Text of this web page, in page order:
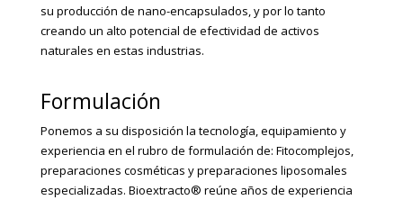
su producción de nano-encapsulados, y por lo tanto
creando un alto potencial de efectividad de activos
naturales en estas industrias.
Formulación
Ponemos a su disposición la tecnología, equipamiento y
experiencia en el rubro de formulación de: Fitocomplejos,
preparaciones cosméticas y preparaciones liposomales
especializadas. Bioextracto® reúne años de experiencia